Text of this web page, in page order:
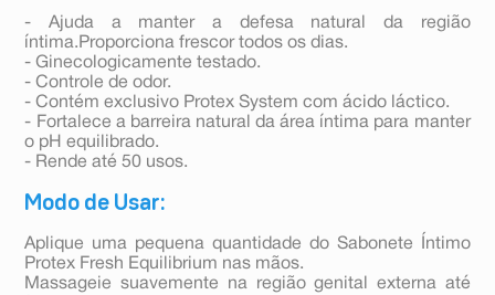
- Ajuda a manter a defesa natural da região
íntima.Proporciona frescor todos os dias.
- Ginecologicamente testado.
- Controle de odor.
- Contém exclusivo Protex System com ácido láctico.
- Fortalece a barreira natural da área íntima para manter
o pH equilibrado.
- Rende até 50 usos.
Modo de Usar:
Aplique uma pequena quantidade do Sabonete Íntimo
Protex Fresh Equilibrium nas mãos.
Massageie suavemente na região genital externa até